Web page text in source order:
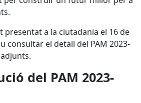
presentat a la ciutadania el 16 de
consultar el detall del PAM 2023-
del PAM 2023-